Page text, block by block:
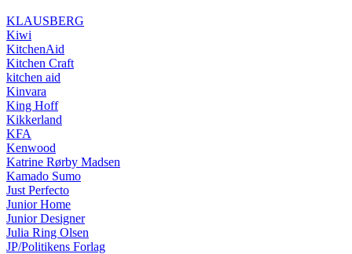
KLAUSBERG
Kiwi
KitchenAid
Kitchen Craft
kitchen aid
Kinvara
King Hoff
Kikkerland
KFA
Kenwood
Katrine Rørby Madsen
Kamado Sumo
Just Perfecto
Junior Home
Junior Designer
Julia Ring Olsen
JP/Politikens Forlag